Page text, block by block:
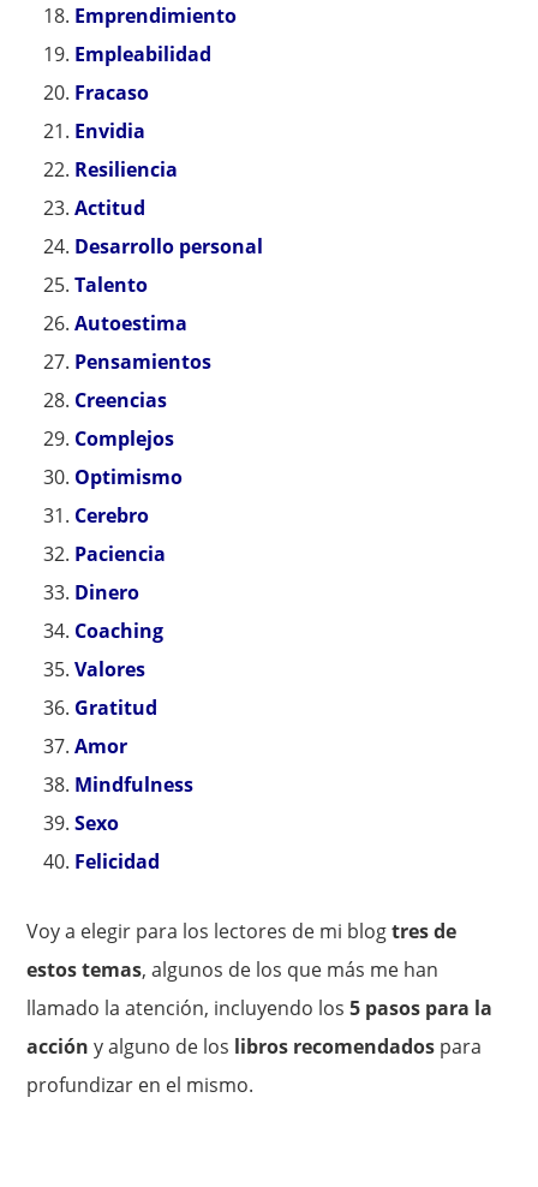
Emprendimiento
Empleabilidad
Fracaso
Envidia
Resiliencia
Actitud
Desarrollo personal
Talento
Autoestima
Pensamientos
Creencias
Complejos
Optimismo
Cerebro
Paciencia
Dinero
Coaching
Valores
Gratitud
Amor
Mindfulness
Sexo
Felicidad
Voy a elegir para los lectores de mi blogtres de
estos temas, algunos de los que más me han
llamado la atención, incluyendo los5 pasos para la
acción y alguno de los libros recomendados para
profundizar en el mismo.